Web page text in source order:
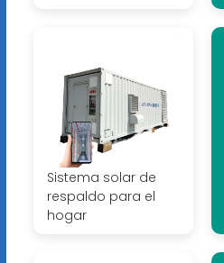
Sistema solar de
respaldo para el
hogar